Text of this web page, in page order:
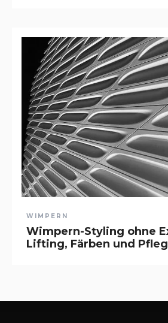
WIMPERN
Wimpern-Styling ohne
Lifting, Färben und